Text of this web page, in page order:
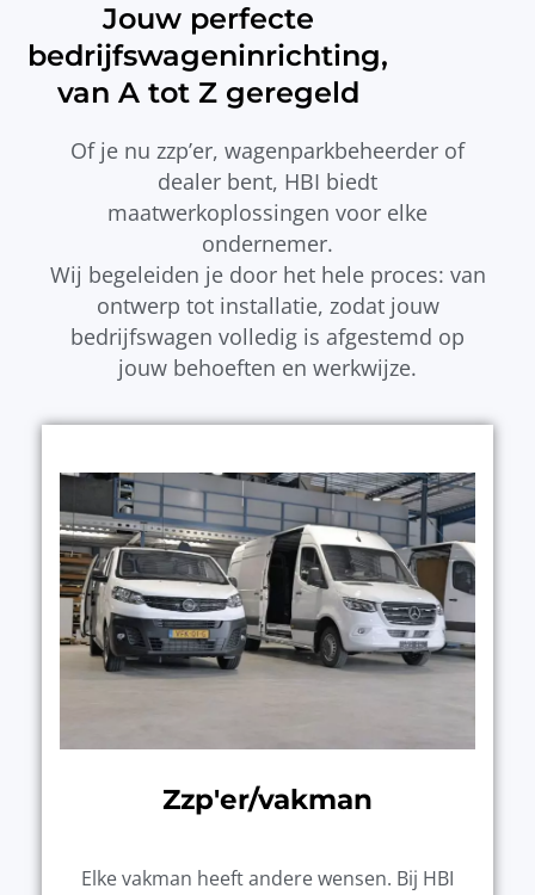
Jouw perfecte
bedrijfswageninrichting,
van A tot Z geregeld
Of je nu zzp’er, wagenparkbeheerder of
dealer bent, HBI biedt
maatwerkoplossingen voor elke
ondernemer.
Wij begeleiden je door het hele proces: van
ontwerp tot installatie, zodat jouw
bedrijfswagen volledig is afgestemd op
jouw behoeften en werkwijze.
Zzp'er/vakman
Elke vakman heeft andere wensen. Bij HBI